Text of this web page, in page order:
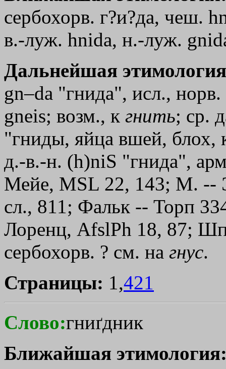
сербохорв. г?и?да, чеш.
в.-луж. hnida, н.-луж.
Дальнейшая
gn–da "гнида", исл.,
gneis; возм., к гнить; ср.
"гниды, яйца вшей, блох,
д.-в.-н. (h)niЅ "гнида",
Мейе, MSL 22, 143; М. --
сл., 811; Фальк -- Торп
Лоренц, AfslPh 18, 87;
сербохорв. ? см. на гнус.
Страницы: 1,421
Слово:гниґдник
Ближайшая